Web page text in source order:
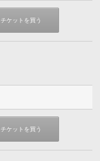
チケットを買う
チケットを買う